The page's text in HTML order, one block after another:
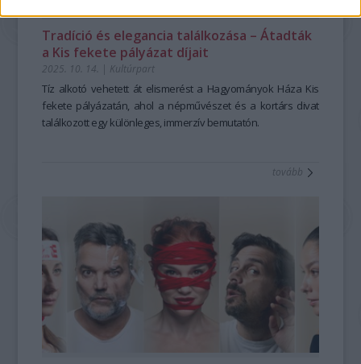
Tradíció és elegancia találkozása – Átadták
a Kis fekete pályázat díjait
2025. 10. 14. | Kultúrpart
Tíz alkotó vehetett át elismerést a Hagyományok Háza Kis
fekete pályázatán, ahol a népművészet és a kortárs divat
találkozott egy különleges, immerzív bemutatón.
tovább